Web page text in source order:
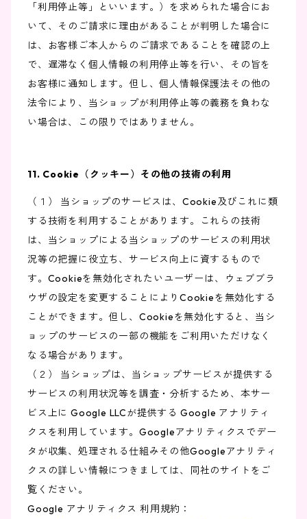
「利用停止等」といいます。）を求められた場合にお
いて、そのご請求に理由があることが判明した場合に
は、お客様ご本人からのご請求であることを確認の上
で、遅滞なく個人情報の利用停止等を行い、その旨を
お客様に通知します。但し、個人情報保護法その他の
法令により、当ショップが利用停止等の義務を負わな
い場合は、この限りではありません。
11. Cookie（クッキー）その他の技術の利用
（１） 当ショップのサービスは、Cookie及びこれに類
する技術を利用することがあります。これらの技術
は、当ショップによる当ショップのサービスの利用状
況等の把握に役立ち、サービス向上に資するもので
す。Cookieを無効化されたいユーザーは、ウェブブラ
ウザの設定を変更することによりCookieを無効化する
ことができます。但し、Cookieを無効化すると、当シ
ョップのサービスの一部の機能をご利用いただけなく
なる場合があります。
（２） 当ショップは、当ショップサービスが提供する
サービスの利用状況等を調査・分析するため、本サー
ビス上に Google LLCが提供する Google アナリティ
クスを利用しています。Googleアナリティクスでデー
タが収集、処理される仕組みその他Googleアナリティ
クスの詳しい情報につきましては、同社のサイトをご
覧ください。
Google アナリティクス 利用規約：